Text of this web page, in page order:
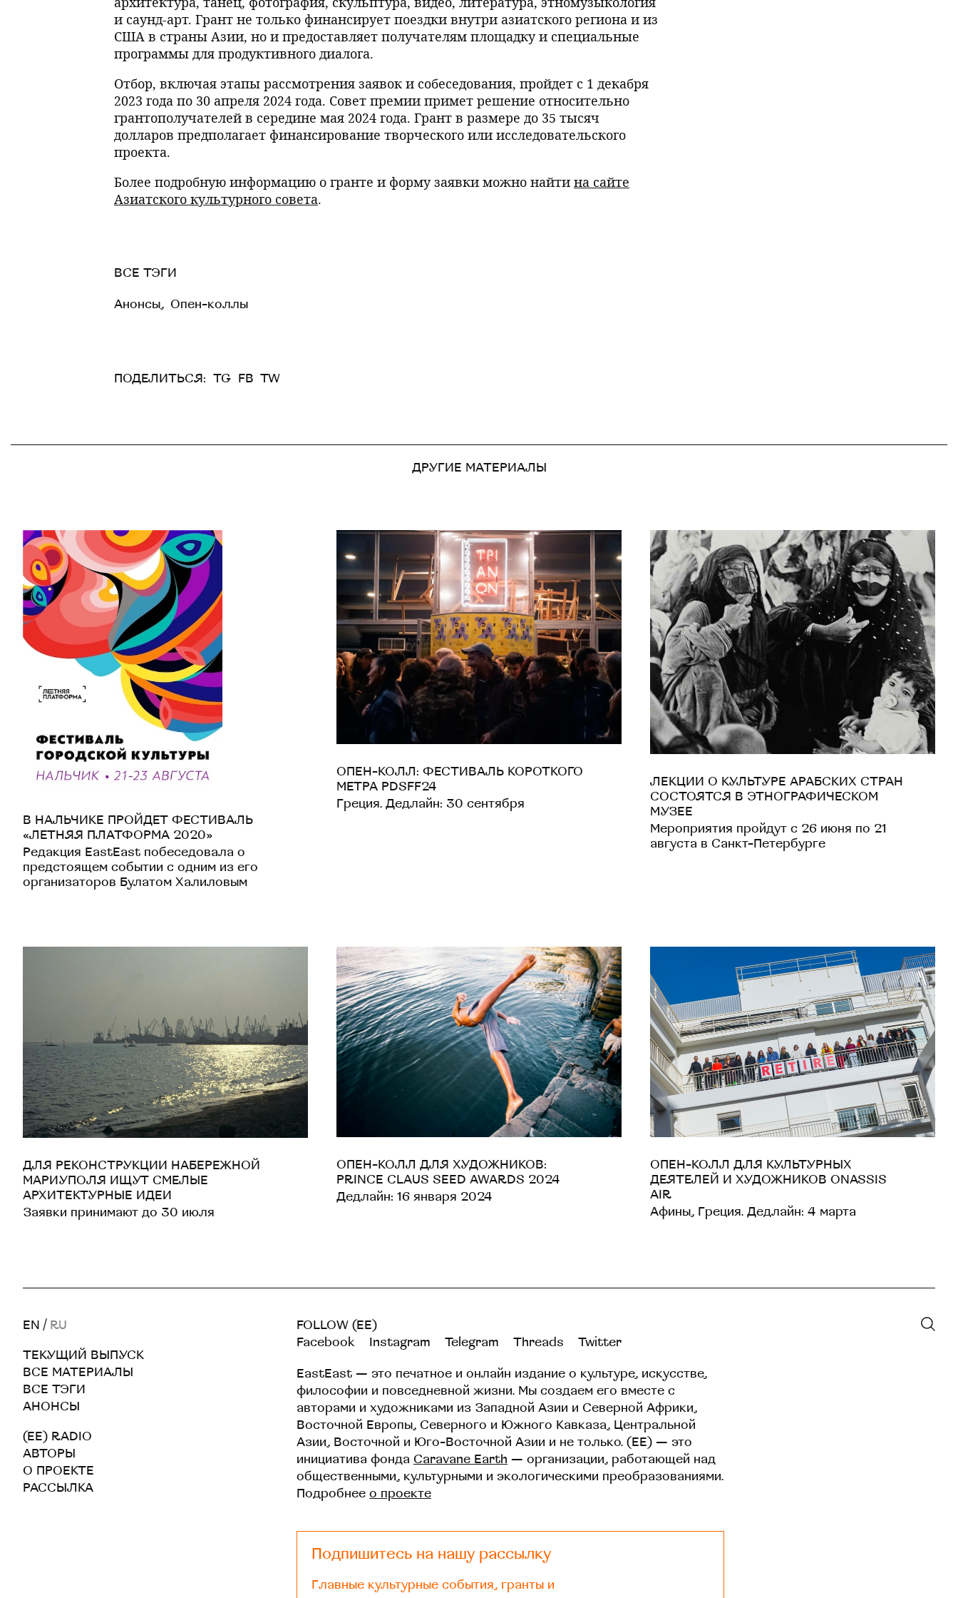
и саунд-арт. Грант не только финансирует поездки внутри азиатского региона и из
США в страны Азии, но и предоставляет получателям площадку и специальные
программы для продуктивного диалога.
Отбор, включая этапы рассмотрения заявок и собеседования, пройдет с 1 декабря
2023 года по 30 апреля 2024 года. Совет премии примет решение относительно
грантополучателей в середине мая 2024 года. Грант в размере до 35 тысяч
долларов предполагает финансирование творческого или исследовательского
проекта.
Более подробную информацию о гранте и форму заявки можно найти на сайте
Азиатского культурного совета.
ВСЕ ТЭГИ
Анонсы, Опен-коллы
ПОДЕЛИТЬСЯ: TG FB TW
ДРУГИЕ МАТЕРИАЛЫ
В НАЛЬЧИКЕ ПРОЙДЕТ ФЕСТИВАЛЬ
«ЛЕТНЯЯ ПЛАТФОРМА 2020»
Редакция EastEast побеседовала о
предстоящем событии с одним из его
организаторов Булатом Халиловым
ОПЕН-КОЛЛ: ФЕСТИВАЛЬ КОРОТКОГО
МЕТРА PDSFF24
Греция. Дедлайн: 30 сентября
ЛЕКЦИИ О КУЛЬТУРЕ АРАБСКИХ СТРАН
СОСТОЯТСЯ В ЭТНОГРАФИЧЕСКОМ
МУЗЕЕ
Мероприятия пройдут с 26 июня по 21
августа в Санкт-Петербурге
ДЛЯ РЕКОНСТРУКЦИИ НАБЕРЕЖНОЙ
МАРИУПОЛЯ ИЩУТ СМЕЛЫЕ
АРХИТЕКТУРНЫЕ ИДЕИ
Заявки принимают до 30 июля
ОПЕН-КОЛЛ ДЛЯ ХУДОЖНИКОВ:
PRINCE CLAUS SEED AWARDS 2024
Дедлайн: 16 января 2024
ОПЕН-КОЛЛ ДЛЯ КУЛЬТУРНЫХ
ДЕЯТЕЛЕЙ И ХУДОЖНИКОВ ONASSIS
AIR
Афины, Греция. Дедлайн: 4 марта
EN / RU
ТЕКУЩИЙ ВЫПУСК
ВСЕ МАТЕРИАЛЫ
ВСЕ ТЭГИ
АНОНСЫ
(EE) RADIO
АВТОРЫ
О ПРОЕКТЕ
РАССЫЛКА
FOLLOW (EE)
Facebook
Instagram Telegram Threads Twitter
EastEast — это печатное и онлайн издание о культуре, искусстве,
философии и повседневной жизни. Мы создаем его вместе с
авторами и художниками из Западной Азии и Северной Африки,
Восточной Европы, Северного и Южного Кавказа, Центральной
Азии, Восточной и Юго-Восточной Азии и не только. (EE) — это
инициатива фонда Caravane Earth — организации, работающей над
общественными, культурными и экологическими преобразованиями.
Подробнее о проекте
Подпишитесь на нашу рассылку
Главные культурные события, гранты и